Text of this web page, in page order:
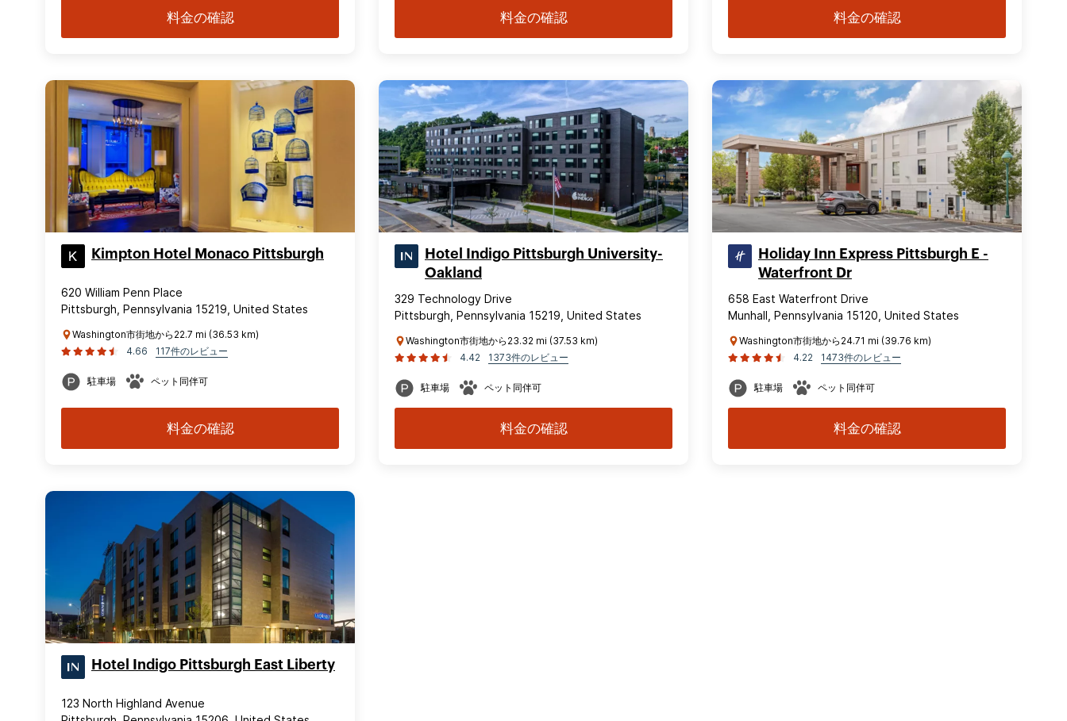
料金の確認 料金の確認 料金の確認
Kimpton Hotel Monaco Pittsburgh
620 William Penn Place
Pittsburgh, Pennsylvania 15219, United States
Washington市街地から22.7 mi (36.53 km)
4.66
117件のレビュー
駐車場 ペット同伴可
料金の確認
Hotel Indigo Pittsburgh University-
Oakland
329 Technology Drive
Pittsburgh, Pennsylvania 15219, United States
Washington市街地から23.32 mi (37.53 km)
4.42
1373件のレビュー
駐車場 ペット同伴可
料金の確認
Holiday Inn Express Pittsburgh E -
Waterfront Dr
658 East Waterfront Drive
Munhall, Pennsylvania 15120, United States
Washington市街地から24.71 mi (39.76 km)
4.22
1473件のレビュー
駐車場 ペット同伴可
料金の確認
Hotel Indigo Pittsburgh East Liberty
123 North Highland Avenue